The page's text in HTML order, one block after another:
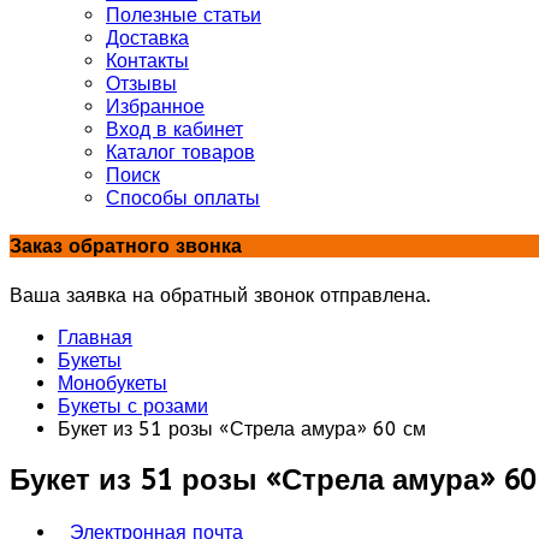
Полезные статьи
Доставка
Контакты
Отзывы
Избранное
Вход в кабинет
Каталог товаров
Поиск
Способы оплаты
Заказ обратного звонка
Ваша заявка на обратный звонок отправлена.
Главная
Букеты
Монобукеты
Букеты с розами
Букет из 51 розы «Стрела амура» 60 см
Букет из 51 розы «Стрела амура»
Электронная почта